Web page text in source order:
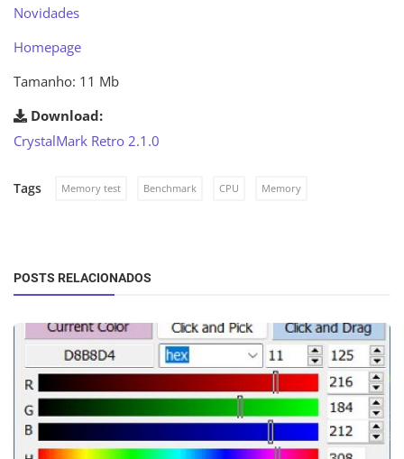
Novidades
Homepage
Tamanho: 11 Mb
Download:
CrystalMark Retro 2.1.0
Tags Memory test Benchmark CPU Memory
POSTS RELACIONADOS